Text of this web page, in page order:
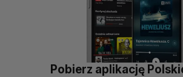
Pobierz aplikację